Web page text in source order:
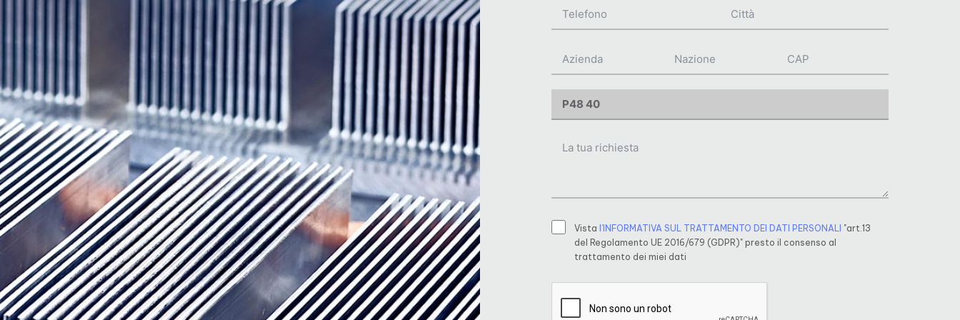
Vista l’INFORMATIVA SUL TRATTAMENTO DEI DATI PERSONALI
"art.13
del Regolamento UE 2016/679 (GDPR)" presto il consenso al
trattamento dei miei dati